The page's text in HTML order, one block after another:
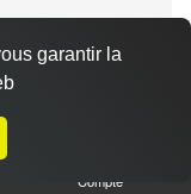
Compte
garantir la